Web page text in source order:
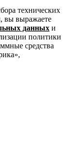
технических
вы выражаете
данных и
политики
средства